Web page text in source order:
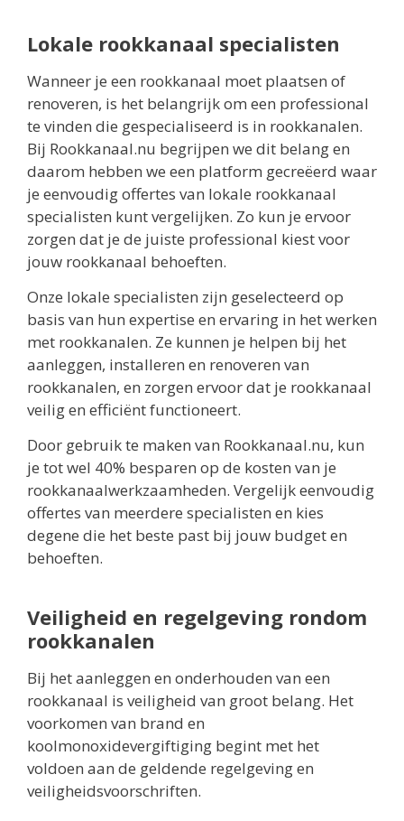
Lokale rookkanaal specialisten
Wanneer je een rookkanaal moet plaatsen of
renoveren, is het belangrijk om een professional
te vinden die gespecialiseerd is in rookkanalen.
Bij Rookkanaal.nu begrijpen we dit belang en
daarom hebben we een platform gecreëerd waar
je eenvoudig offertes van lokale rookkanaal
specialisten kunt vergelijken. Zo kun je ervoor
zorgen dat je de juiste professional kiest voor
jouw rookkanaal behoeften.
Onze lokale specialisten zijn geselecteerd op
basis van hun expertise en ervaring in het werken
met rookkanalen. Ze kunnen je helpen bij het
aanleggen, installeren en renoveren van
rookkanalen, en zorgen ervoor dat je rookkanaal
veilig en efficiënt functioneert.
Door gebruik te maken van Rookkanaal.nu, kun
je tot wel 40% besparen op de kosten van je
rookkanaalwerkzaamheden. Vergelijk eenvoudig
offertes van meerdere specialisten en kies
degene die het beste past bij jouw budget en
behoeften.
Veiligheid en regelgeving rondom
rookkanalen
Bij het aanleggen en onderhouden van een
rookkanaal is veiligheid van groot belang. Het
voorkomen van brand en
koolmonoxidevergiftiging begint met het
voldoen aan de geldende regelgeving en
veiligheidsvoorschriften.